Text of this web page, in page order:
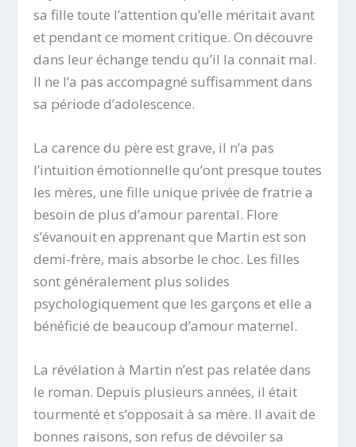
sa fille toute l’attention qu’elle méritait avant
et pendant ce moment critique. On découvre
dans leur échange tendu qu’il la connait mal.
Il ne l’a pas accompagné suffisamment dans
sa période d’adolescence.
La carence du père est grave, il n’a pas
l’intuition émotionnelle qu’ont presque toutes
les mères, une fille unique privée de fratrie a
besoin de plus d’amour parental. Flore
s’évanouit en apprenant que Martin est son
demi-frère, mais absorbe le choc. Les filles
sont généralement plus solides
psychologiquement que les garçons et elle a
bénéficié de beaucoup d’amour maternel.
La révélation à Martin n’est pas relatée dans
le roman. Depuis plusieurs années, il était
tourmenté et s’opposait à sa mère. Il avait de
bonnes raisons, son refus de dévoiler sa